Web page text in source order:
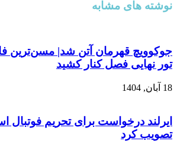
نوشته های مشابه
تور نهایی فصل کنار کشید
18 آبان, 1404
ایرلند درخواست برای تحریم فوتبال
تصویب کرد